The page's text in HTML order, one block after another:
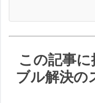
この記事
ブル解決の